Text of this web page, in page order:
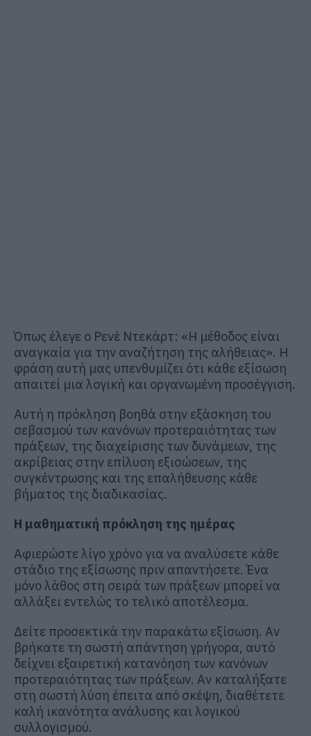
Όπως έλεγε ο Ρενέ Ντεκάρτ: «Η μέθοδος είναι
αναγκαία για την αναζήτηση της αλήθειας». Η
φράση αυτή μας υπενθυμίζει ότι κάθε εξίσωση
απαιτεί μια λογική και οργανωμένη προσέγγιση.
Αυτή η πρόκληση βοηθά στην εξάσκηση του
σεβασμού των κανόνων προτεραιότητας των
πράξεων, της διαχείρισης των δυνάμεων, της
ακρίβειας στην επίλυση εξισώσεων, της
συγκέντρωσης και της επαλήθευσης κάθε
βήματος της διαδικασίας.
Η μαθηματική πρόκληση της ημέρας
Αφιερώστε λίγο χρόνο για να αναλύσετε κάθε
στάδιο της εξίσωσης πριν απαντήσετε. Ένα
μόνο λάθος στη σειρά των πράξεων μπορεί να
αλλάξει εντελώς το τελικό αποτέλεσμα.
Δείτε προσεκτικά την παρακάτω εξίσωση. Αν
βρήκατε τη σωστή απάντηση γρήγορα, αυτό
δείχνει εξαιρετική κατανόηση των κανόνων
προτεραιότητας των πράξεων. Αν καταλήξατε
στη σωστή λύση έπειτα από σκέψη, διαθέτετε
καλή ικανότητα ανάλυσης και λογικού
συλλογισμού.